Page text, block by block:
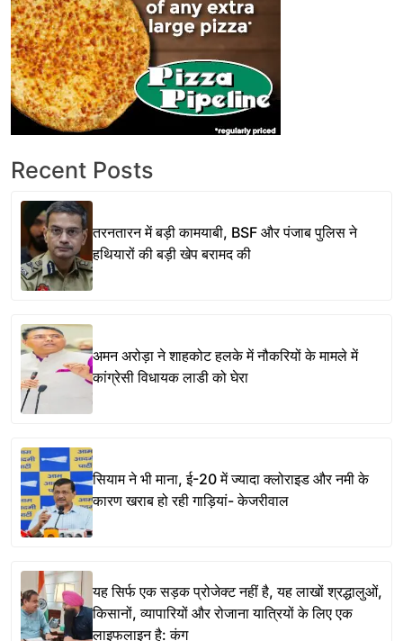
Recent Posts
तरनतारन में बड़ी कामयाबी, BSF और पंजाब पुलिस ने
हथियारों की बड़ी खेप बरामद की
अमन अरोड़ा ने शाहकोट हलके में नौकरियों के मामले में
कांग्रेसी विधायक लाडी को घेरा
सियाम ने भी माना, ई-20 में ज्यादा क्लोराइड और नमी के
कारण खराब हो रही गाड़ियां- केजरीवाल
यह सिर्फ एक सड़क प्रोजेक्ट नहीं है, यह लाखों श्रद्धालुओं,
किसानों, व्यापारियों और रोजाना यात्रियों के लिए एक
लाइफलाइन है: कंग